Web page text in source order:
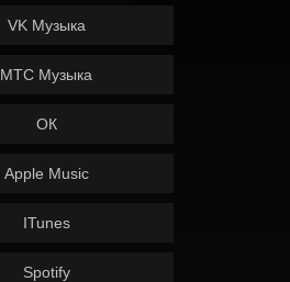
ITunes
ОК
VK Музыка
МТС Музыка
Apple Music
Spotify